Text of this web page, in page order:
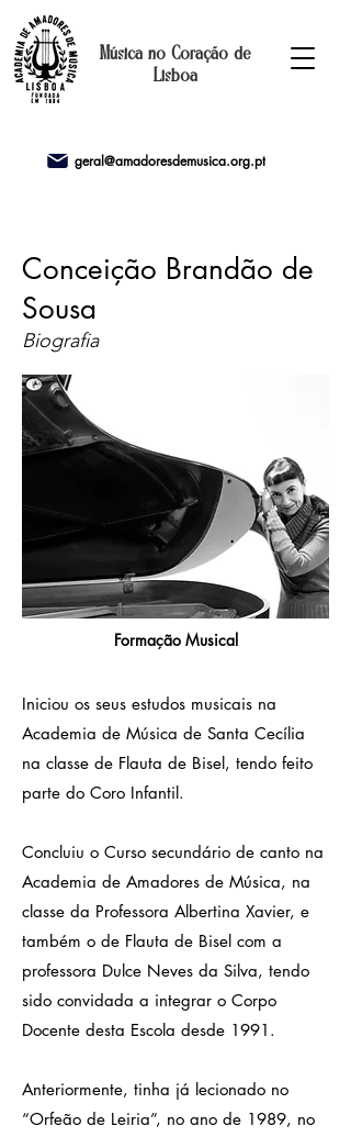
Música no Coração de
Lisboa
geral@amadoresdemusica.org.pt
Conceição Brandão de
Sousa
Biografia
Formação Musical
Iniciou os seus estudos musicais na
Academia de Música de Santa Cecília
na classe de Flauta de Bisel, tendo feito
parte do Coro Infantil.
Concluiu o Curso secundário de canto na
Academia de Amadores de Música, na
classe da Professora Albertina Xavier, e
também o de Flauta de Bisel com a
professora Dulce Neves da Silva, tendo
sido convidada a integrar o Corpo
Docente desta Escola desde 1991.
Anteriormente, tinha já lecionado no
“Orfeão de Leiria”, no ano de 1989, no